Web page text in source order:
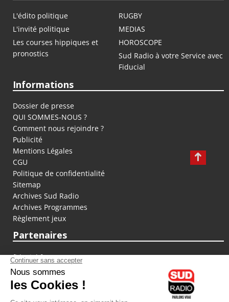
L'édito politique
RUGBY
L'invité politique
MEDIAS
Les courses hippiques et
pronostics
HOROSCOPE
Sud Radio à votre Service avec
Fiducial
Informations
Dossier de presse
QUI SOMMES-NOUS ?
Comment nous rejoindre ?
Publicité
Mentions Légales
CGU
Politique de confidentialité
Sitemap
Archives Sud Radio
Archives Programmes
Règlement jeux
Partenaires
fiducial.fr
lyoncapitale.fr
olympique-et-lyonnais.com